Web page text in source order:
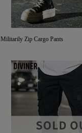
Militarily Zip Cargo Pants